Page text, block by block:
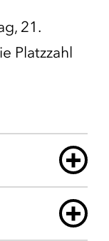
21.
Platzzahl